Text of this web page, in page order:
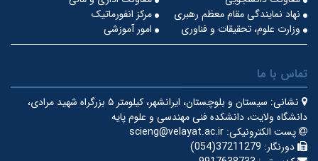
مرکز انفورماتیک
نهاد نمایندگی مقام معظم رهبری
امور آموزشی
وزارت علوم، تحقیقات و فناوری
تماس با ما
نشانی:
سیستان و بلوچستان، ایرانشهر، کیلومتر ۵ بزرگراه شهید مرادی،
دانشگاه ولایت، دانشکده فنی مهندسی و علوم پایه
پست الکترونیکی: scieng@velayat.ac.ir
دورنگار: 37211279(054)